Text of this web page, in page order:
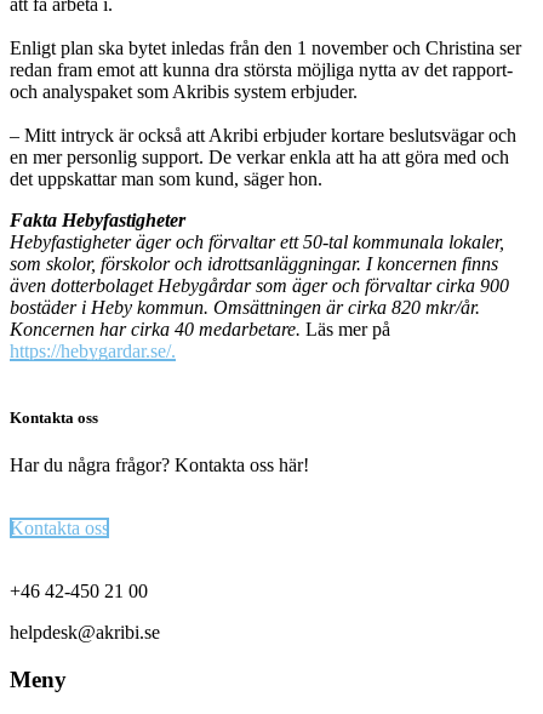
Enligt plan ska bytet inledas från den 1 november och Christina ser
redan fram emot att kunna dra största möjliga nytta av det rapport-
och analyspaket som Akribis system erbjuder.
– Mitt intryck är också att Akribi erbjuder kortare beslutsvägar och
en mer personlig support. De verkar enkla att ha att göra med och
det uppskattar man som kund, säger hon.
Fakta Hebyfastigheter
Hebyfastigheter äger och förvaltar ett 50-tal kommunala lokaler,
som skolor, förskolor och idrottsanläggningar. I koncernen finns
även dotterbolaget Hebygårdar som äger och förvaltar cirka 900
bostäder i Heby kommun. Omsättningen är cirka 820 mkr/år.
Koncernen har cirka 40 medarbetare. Läs mer på
https://hebygardar.se/.
Kontakta oss
Har du några frågor? Kontakta oss här!
Kontakta oss
+46 42-450 21 00
helpdesk@akribi.se
Meny